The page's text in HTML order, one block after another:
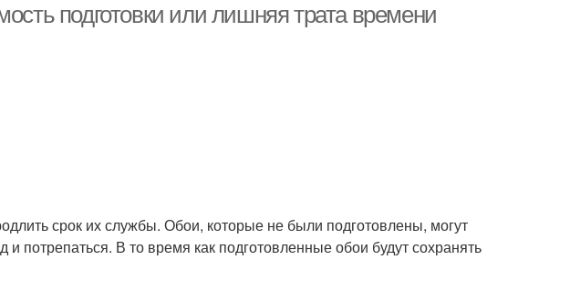
подготовки или лишняя трата времени
срок их службы. Обои, которые не были подготовлены, могут
потрепаться. В то время как подготовленные обои будут сохранять